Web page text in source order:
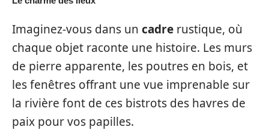
Imaginez-vous dans un cadre rustique, où
chaque objet raconte une histoire. Les murs
de pierre apparente, les poutres en bois, et
les fenêtres offrant une vue imprenable sur
la rivière font de ces bistrots des havres de
paix pour vos papilles.